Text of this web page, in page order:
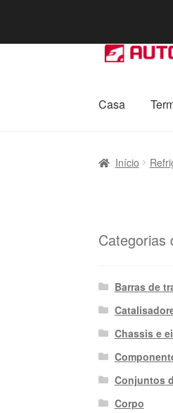
Ir
para
navegação
Saltar
para
conteúdo
Casa
Início
Categorias
Barras de
Chassis e
Conjuntos
Corpo